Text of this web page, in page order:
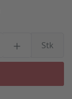
Stk